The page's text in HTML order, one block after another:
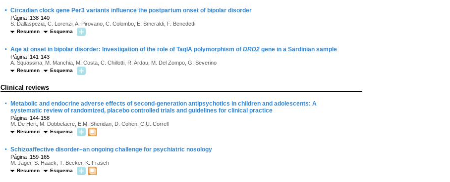
· Circadian clock gene Per3 variants influence the postpartum onset of bipolar disorder
Página :138-140
S. Dallaspezia, C. Lorenzi, A. Pirovano, C. Colombo, E. Smeraldi, F. Benedetti
Resumen Esquema
· Age at onset in bipolar disorder: Investigation of the role of TaqIA polymorphism of DRD2 gene in a Sardinian sample
Página :141-143
A. Squassina, M. Manchia, M. Costa, C. Chillotti, R. Ardau, M. Del Zompo, G. Severino
Resumen Esquema
Clinical reviews
·
Metabolic and endocrine adverse effects of second-generation antipsychotics in children and adolescents: A
systematic review of randomized, placebo controlled trials and guidelines for clinical practice
Página :144-158
M. De Hert, M. Dobbelaere, E.M. Sheridan, D. Cohen, C.U. Correll
Resumen Esquema
· Schizoaffective disorder–an ongoing challenge for psychiatric nosology
Página :159-165
M. Jäger, S. Haack, T. Becker, K. Frasch
Resumen Esquema